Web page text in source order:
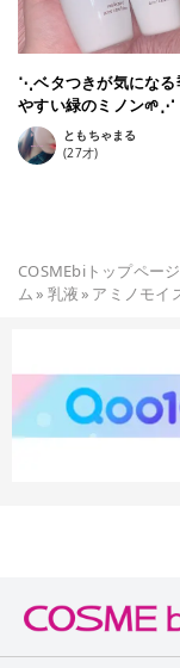
⋱ベタつきが気になる
やすい緑のミノン‪🌱‬⋰
ともちゃまる
(27才)
COSMEbiトップページ
ム » 乳液» アミノモイ